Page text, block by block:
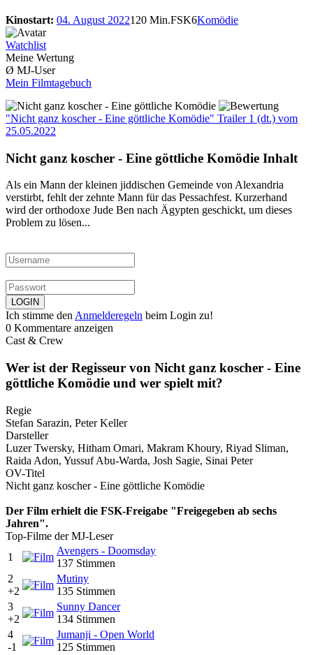
Kinostart: 04. August 2022120 Min.FSK6Komödie
Watchlist
Meine Wertung
Ø MJ-User
Mein Filmtagebuch
"Nicht ganz koscher - Eine göttliche Komödie" Trailer 1 (dt.) vom
25.05.2022
Nicht ganz koscher - Eine göttliche Komödie Inhalt
Als ein Mann der kleinen jiddischen Gemeinde von Alexandria
verstirbt, fehlt der zehnte Mann für das Pessachfest. Kurzerhand
wird der orthodoxe Jude Ben nach Ägypten geschickt, um dieses
Problem zu lösen...
Ich stimme den Anmelderegeln beim Login zu!
0 Kommentare anzeigen
Cast & Crew
Wer ist der Regisseur von Nicht ganz koscher - Eine
göttliche Komödie und wer spielt mit?
Regie
Stefan Sarazin, Peter Keller
Darsteller
Luzer Twersky, Hitham Omari, Makram Khoury, Riyad Sliman,
Raida Adon, Yussuf Abu-Warda, Josh Sagie, Sinai Peter
OV-Titel
Nicht ganz koscher - Eine göttliche Komödie
Der Film erhielt die FSK-Freigabe "Freigegeben ab sechs
Jahren".
Top-Filme der MJ-Leser
1
Avengers - Doomsday
137 Stimmen
2
+2
Mutiny
135 Stimmen
3
+2
Sunny Dancer
134 Stimmen
4
-1
Jumanji - Open World
125 Stimmen